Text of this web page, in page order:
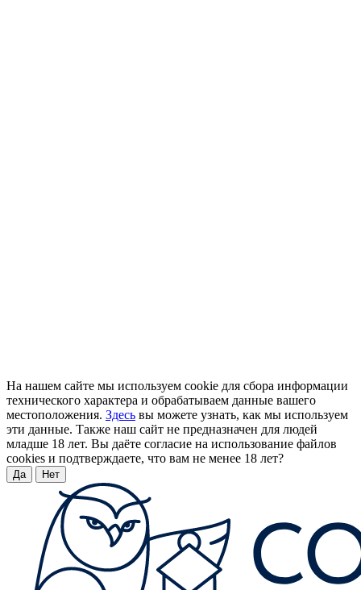
На нашем сайте мы используем cookie для сбора информации
технического характера и обрабатываем данные вашего
местоположения. Здесь вы можете узнать, как мы используем
эти данные. Также наш сайт не предназначен для людей
младше 18 лет. Вы даёте согласие на использование файлов
cookies и подтверждаете, что вам не менее 18 лет?
Да Нет